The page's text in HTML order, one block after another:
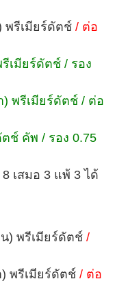
พรีเมียร์ดัตช์ / ต่อ
เมียร์ดัตช์ / รอง
) พรีเมียร์ดัตช์ / ต่อ
ตช์ คัพ / รอง 0.75
เสมอ 3 แพ้ 3 ได้
น) พรีเมียร์ดัตช์ /
) พรีเมียร์ดัตช์ / ต่อ